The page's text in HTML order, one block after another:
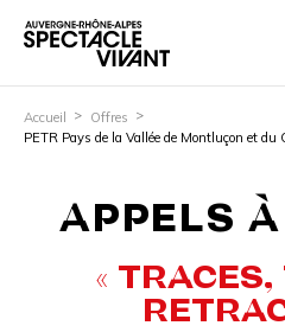
Accueil
Offres
PETR Pays de la Vallée de Montluçon et du
APPELS
«